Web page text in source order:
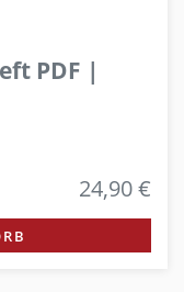
PDF |
24,90 €